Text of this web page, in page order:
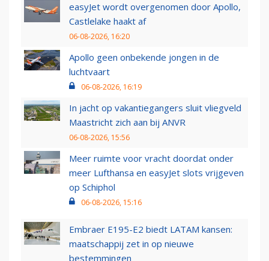
easyJet wordt overgenomen door Apollo,
Castlelake haakt af
06-08-2026, 16:20
Apollo geen onbekende jongen in de
luchtvaart
06-08-2026, 16:19
In jacht op vakantiegangers sluit vliegveld
Maastricht zich aan bij ANVR
06-08-2026, 15:56
Meer ruimte voor vracht doordat onder
meer Lufthansa en easyJet slots vrijgeven
op Schiphol
06-08-2026, 15:16
Embraer E195-E2 biedt LATAM kansen:
maatschappij zet in op nieuwe
bestemmingen